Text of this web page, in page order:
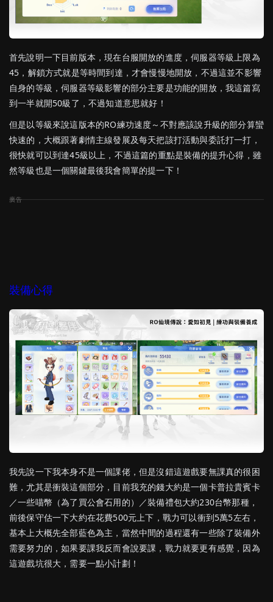
首先說明一下目前版本，現在台服開放的進度，伺服器等級上限為
45，解鎖方式就是等時間到達，才會慢慢地開放，不過這並不影響
自身的等級，伺服器等級影響的部分主要是功能的開放，我這篇寫
到一半就開50級了，不過知道意思就好！
但是以等級來說這版本的RO練功速度～不對應該說升級的部分算蠻
快速的，大概跟著劇情主線發展及每天把該打活動與委託打一打，
很快就可以到達45級以上，不過這篇的重點是裝備的提升心得，雖
然等級也是一個關鍵最後我會簡單的提一下！
裝備心得
我先說一下我本身不是一個課佬，但是沒錯這遊戲要無課真的很困
難，尤其是衝裝這個部分，目前我充的錢大約是一個卡普拉貴賓卡
／一些喵幣（為了買公會石用的）／裝備禮包大約230台幣那種，
前後保守估一下大約在花費500元上下，戰力可以衝到5萬5左右，
基本上大概先全部藍色為主，當然中間的過程還有一些除了裝備外
需要努力的，如果要課我反而會說要課，戰力就要更有感覺，因為
這遊戲坑很大，需要一點小計劃！